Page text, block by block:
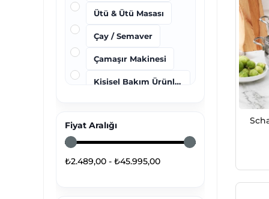
Ütü & Ütü Masası
Çay / Semaver
Çamaşır Makinesi
Kişisel Bakım Ürünleri
Televizyonlar
Fiyat Aralığı
₺2.489,00 - ₺45.995,00